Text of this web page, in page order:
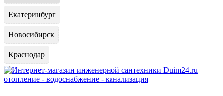
Екатеринбург
Новосибирск
Краснодар
отопление - водоснабжение - канализация